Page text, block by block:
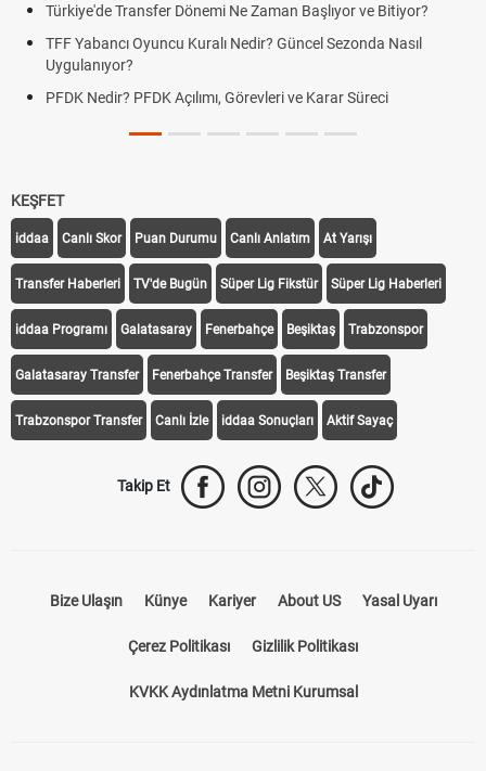
Başlıyor ve Bitiyor?
Güncel Sezonda Nasıl
ve Karar Süreci
Futbol Nasıl Oynanır? Temel
Deplasman Golü Kuralı Nedir?
DGS Sonuçları Ne Zaman
KEŞFET
iddaa Canlı Skor Puan Durumu Canlı Anlatım At Yarışı
Transfer Haberleri TV'de Bugün Süper Lig Fikstür Süper Lig Haberleri
iddaa Programı Galatasaray Fenerbahçe Beşiktaş Trabzonspor
Galatasaray Transfer Fenerbahçe Transfer Beşiktaş Transfer
Trabzonspor Transfer Canlı İzle iddaa Sonuçları Aktif Sayaç